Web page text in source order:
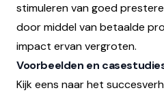
stimuleren van goed
door middel van betaalde
impact ervan vergroten.
Voorbeelden en
Kijk eens naar het